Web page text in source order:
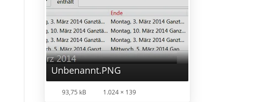
Unbenannt.PNG
93,75 kB 1.024 × 139